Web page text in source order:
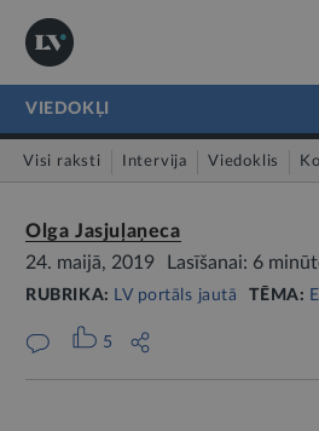
VIEDOKĻI
Visi raksti Intervija Viedoklis
Olga Jasjuļaņeca
24. maijā, 2019
Lasīšanai: 6
RUBRIKA: LV portāls jautā TĒMA:
5